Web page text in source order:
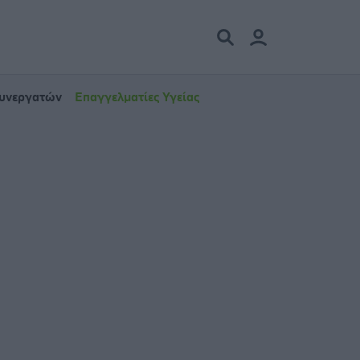
Επαγγελματίες Υγείας